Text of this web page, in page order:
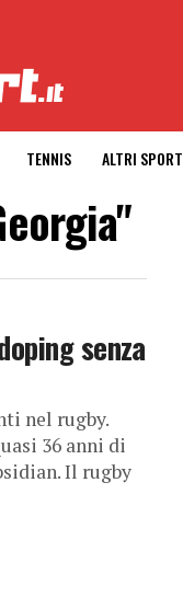
TENNIS ALTRI SPORT
senza
nel rugby.
36 anni di
Il rugby